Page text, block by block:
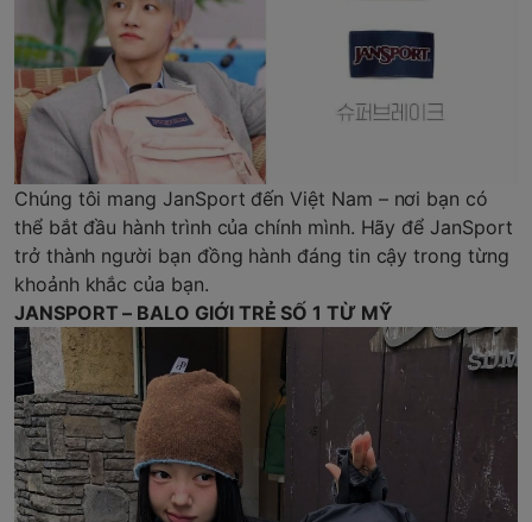
Chúng tôi mang JanSport đến Việt Nam – nơi bạn có
thể bắt đầu hành trình của chính mình. Hãy để JanSport
trở thành người bạn đồng hành đáng tin cậy trong từng
khoảnh khắc của bạn.
JANSPORT – BALO GIỚI TRẺ SỐ 1 TỪ MỸ